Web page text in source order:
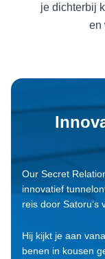
je dichterbij
en
Our Secret
innovatief
reis door Satoru’s
Hij kijkt je aan
benen in kousen